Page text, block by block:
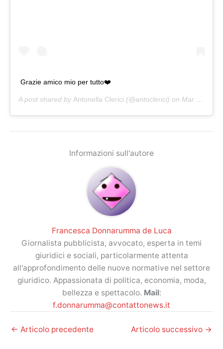
Grazie amico mio per tutto❤️
A post shared by Antonella Clerici (@antoclerici) on Mar 25, 2018 at 10:54pm PDT
Informazioni sull'autore
Francesca Donnarumma de Luca
Giornalista pubblicista, avvocato, esperta in temi
giuridici e sociali, particolarmente attenta
all'approfondimento delle nuove normative nel settore
giuridico. Appassionata di politica, economia, moda,
bellezza e spettacolo. Mail:
f.donnarumma@contattonews.it
← Articolo precedente Articolo successivo →